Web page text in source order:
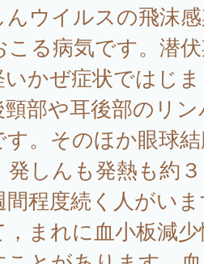
ウイルスの飛沫
る病気です。潜
いかぜ症状ではじ
部や耳後部のリ
す。そのほか眼球
しんも発熱も約
間程度続く人がい
まれに血小板減